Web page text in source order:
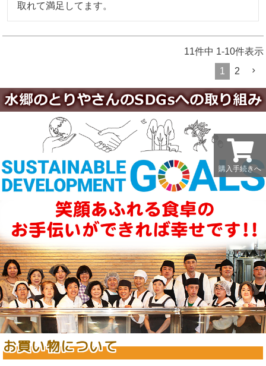
11件中 1-10件表示
1
2
お買い物について
購入手続きへ